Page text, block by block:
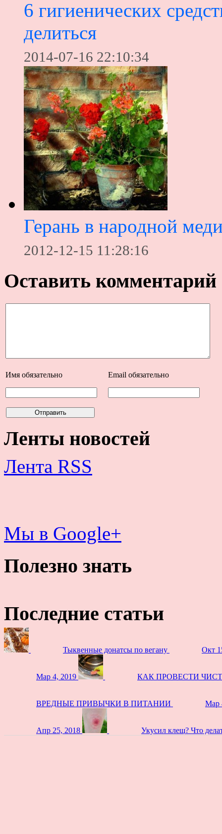
6 гигиенических
делиться
2014-07-16 22:10:34
Герань в народной
2012-12-15 11:28:16
Оставить комментарий
Имя обязательно Email обязательно
Ленты новостей
Лента RSS
Мы в Google+
Полезно знать
Последние статьи
Тыквенные донатсы по вегану Окт
Мар 4, 2019 КАК ПРОВЕСТИ
ВРЕДНЫЕ ПРИВЫЧКИ В ПИТАНИИ Мар
Апр 25, 2018 Укусил клещ? Что